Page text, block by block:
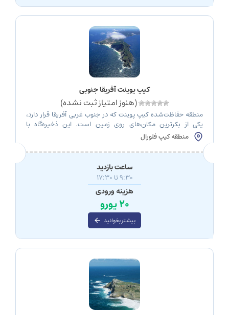
کیپ پوینت آفریقا جنوبی
(هنوز امتیاز ثبت نشده)
منطقه حفاظت‌شده کیپ پوینت که در جنوب غربی آفریقا قرار دارد،
یکی از بکرترین مکان‌های روی زمین است. این ذخیره‌گاه با
صخره‌های چشمگیر، سواحل بکر و مناظر خیره‌کننده واقعا تماشایی
و چیزی بیش از یک مکان زیباست. همچنین کیپ پوینت خانه تنوع
بی‌نظیری از جانوران و گیاهان است که قطعا شما را شگفت‌زده
منطقه کیپ فلورال
ساعت بازدید
9:30 تا 17:30
هزینه ورودی
20 یورو
بیشتر بخوانید